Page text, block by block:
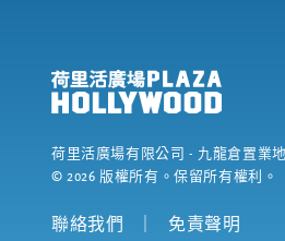
荷里活廣場有限公司 - 九龍倉置業
©2026 版權所有。保留所有權利。
聯絡我們 ｜ 免責聲明